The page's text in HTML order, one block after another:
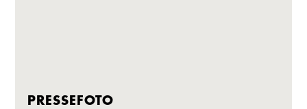
PRESSEFOTO